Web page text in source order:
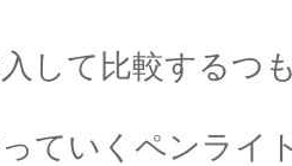
して比較するつ
ていくペンライ